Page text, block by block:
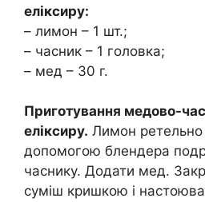
еліксиру:
– лимон – 1 шт.;
– часник – 1 головка;
– мед – 30 г.
Приготування медово-
еліксиру. Лимон ретельно
допомогою блендера
часнику. Додати мед.
суміш кришкою і